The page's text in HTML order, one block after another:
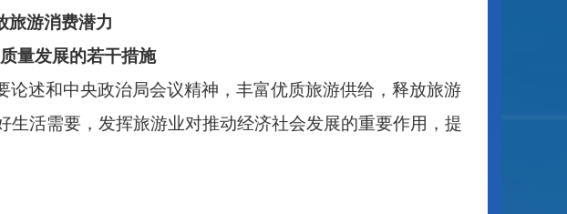
旅游消费潜力
量发展的若干措施
述和中央政治局会议精神，丰富优质旅游供给，释放旅游
活需要，发挥旅游业对推动经济社会发展的重要作用，提